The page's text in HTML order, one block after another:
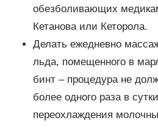
обезболивающих
Кетанова или Кеторола.
Делать ежедневно
льда, помещенного в
бинт – процедура не
более одного раза в
переохлаждения